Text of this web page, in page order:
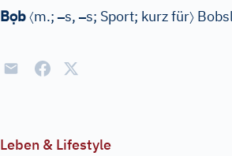
Bọb〈m.;–s,–s; Sport; kurz für〉
Leben & Lifestyle